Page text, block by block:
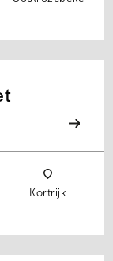
Kortrijk